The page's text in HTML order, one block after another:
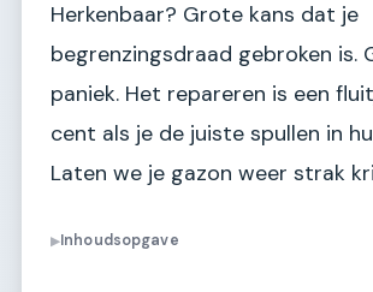
Herkenbaar? Grote kans dat je
begrenzingsdraad gebroken is.
paniek. Het repareren is een
cent als je de juiste spullen in
Laten we je gazon weer strak
▶Inhoudsopgave